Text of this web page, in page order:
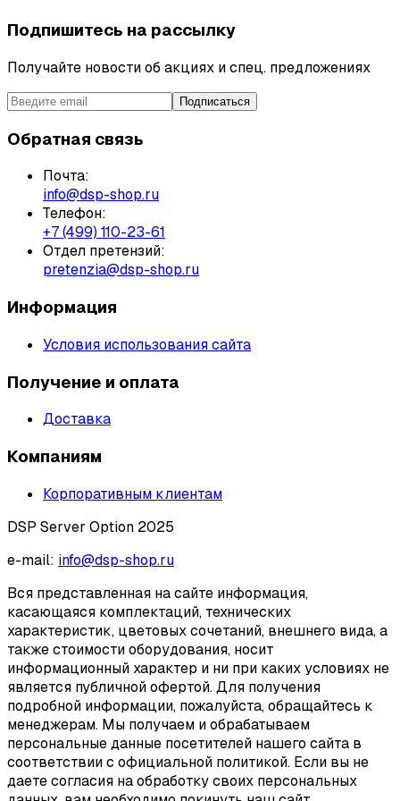
Подпишитесь на рассылку
Получайте новости об акциях и спец. предложениях
Подписаться
Обратная связь
Почта:
info@dsp-shop.ru
Телефон:
+7 (499) 110-23-61
Отдел претензий:
pretenzia@dsp-shop.ru
Информация
Условия использования сайта
Получение и оплата
Доставка
Компаниям
Корпоративным клиентам
DSP Server Option 2025
e-mail: info@dsp-shop.ru
Вся представленная на сайте информация,
касающаяся комплектаций, технических
характеристик, цветовых сочетаний, внешнего вида, а
также стоимости оборудования, носит
информационный характер и ни при каких условиях не
является публичной офертой. Для получения
подробной информации, пожалуйста, обращайтесь к
менеджерам. Мы получаем и обрабатываем
персональные данные посетителей нашего сайта в
соответствии с официальной политикой. Если вы не
даете согласия на обработку своих персональных